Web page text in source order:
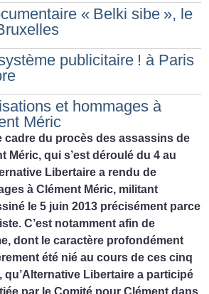
« Belki sibe », le
publicitaire ! à Paris
et hommages à
Méric
cadre du procès des assassins de
Méric, qui s’est déroulé du 4 au
Libertaire a rendu de
à Clément Méric, militant
le 5 juin 2013 précisément parce
C’est notamment afin de
dont le caractère profondément
été nié au cours de ces cinq
qu’Alternative Libertaire a participé
par le Comité pour Clément dans